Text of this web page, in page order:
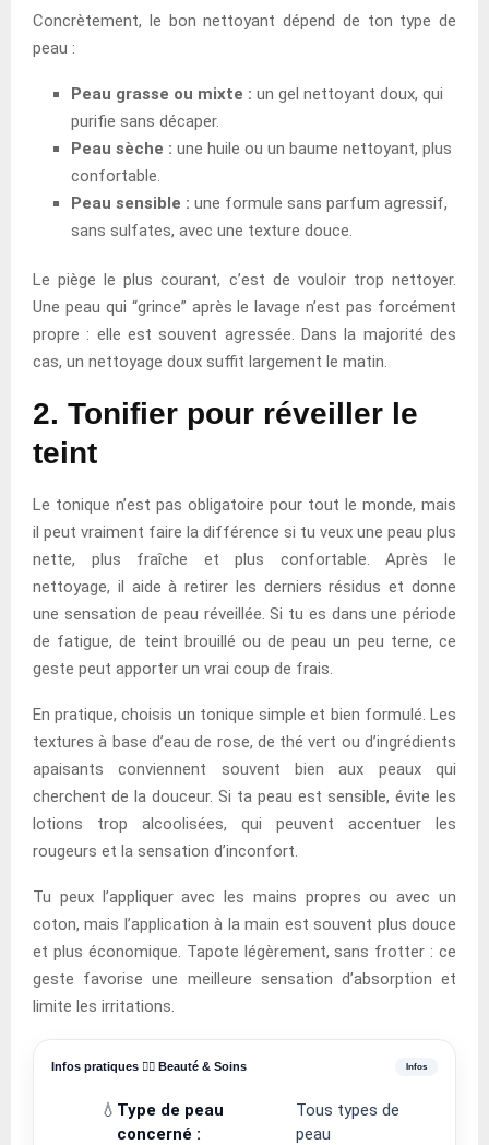
Concrètement, le bon nettoyant dépend de ton type de
peau :
Peau grasse ou mixte : un gel nettoyant doux, qui
purifie sans décaper.
Peau sèche : une huile ou un baume nettoyant, plus
confortable.
Peau sensible : une formule sans parfum agressif,
sans sulfates, avec une texture douce.
Le piège le plus courant, c’est de vouloir trop nettoyer.
Une peau qui “grince” après le lavage n’est pas forcément
propre : elle est souvent agressée. Dans la majorité des
cas, un nettoyage doux suffit largement le matin.
2. Tonifier pour réveiller le
teint
Le tonique n’est pas obligatoire pour tout le monde, mais
il peut vraiment faire la différence si tu veux une peau plus
nette, plus fraîche et plus confortable. Après le
nettoyage, il aide à retirer les derniers résidus et donne
une sensation de peau réveillée. Si tu es dans une période
de fatigue, de teint brouillé ou de peau un peu terne, ce
geste peut apporter un vrai coup de frais.
En pratique, choisis un tonique simple et bien formulé. Les
textures à base d’eau de rose, de thé vert ou d’ingrédients
apaisants conviennent souvent bien aux peaux qui
cherchent de la douceur. Si ta peau est sensible, évite les
lotions trop alcoolisées, qui peuvent accentuer les
rougeurs et la sensation d’inconfort.
Tu peux l’appliquer avec les mains propres ou avec un
coton, mais l’application à la main est souvent plus douce
et plus économique. Tapote légèrement, sans frotter : ce
geste favorise une meilleure sensation d’absorption et
limite les irritations.
Infos pratiques 💆‍♀️ Beauté & Soins
💧 Type de peau
concerné :
Tous types de
peau